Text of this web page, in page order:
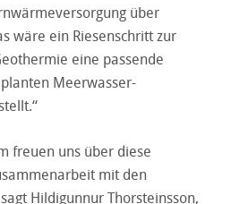
über
wäre ein Riesenschritt zur
eine passende
Meerwasser-
freuen uns über diese
mit den
Hildigunnur Thorsteinsson,